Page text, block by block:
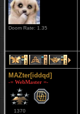
Doom Rate: 1.35
1 1 1
MAZter[iddqd]
-= WebMaster =-
1370